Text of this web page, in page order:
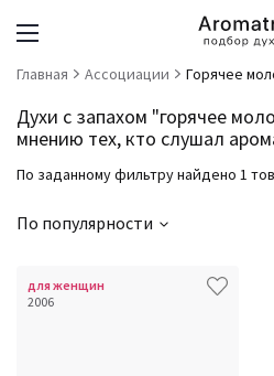
Главная Ассоциации Горячее
Духи с запахом "горячее
мнению тех, кто слушал
По заданному фильтру найдено 1
По популярности
для женщин
2006